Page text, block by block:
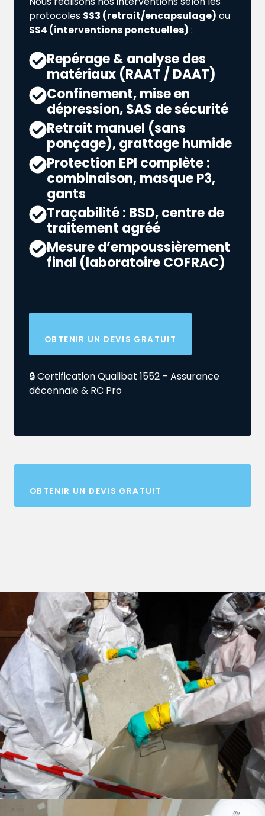
protocoles SS3 (retrait/encapsulage) ou
SS4 (interventions ponctuelles) :
Repérage & analyse des
matériaux (RAAT / DAAT)
Confinement, mise en
dépression, SAS de sécurité
Retrait manuel (sans
ponçage), grattage humide
Protection EPI complète :
combinaison, masque P3,
gants
Traçabilité : BSD, centre de
traitement agréé
Mesure d’empoussièrement
final (laboratoire COFRAC)
OBTENIR UN DEVIS GRATUIT
🔒 Certification Qualibat 1552 – Assurance
décennale & RC Pro
OBTENIR UN DEVIS GRATUIT